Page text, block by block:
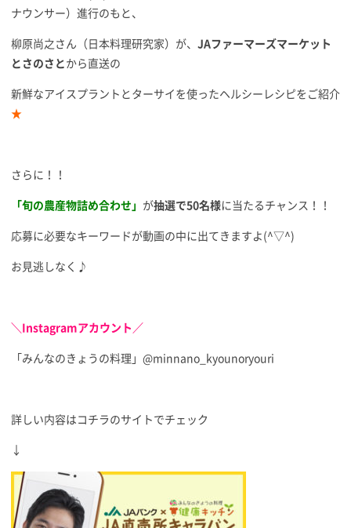
ナウンサー）進行のもと、
柳原尚之さん（日本料理研究家）が、 JAファーマーズマーケット
とさのさと から直送の
新鮮なアイスプラントとターサイを使ったヘルシーレシピをご紹介
★
さらに！！
「旬の農産物詰め合わせ」 が抽選で50名様に当たるチャンス！！
応募に必要なキーワードが動画の中に出てきますよ(^▽^)
お見逃しなく♪
＼Instagramアカウント／
「みんなのきょうの料理」@minnano_kyounoryouri
詳しい内容はコチラのサイトでチェック
↓